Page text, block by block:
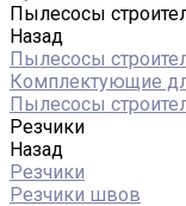
Пылесосы
Назад
Пылесосы
Комплектующие
Пылесосы
Резчики
Назад
Резчики
Резчики швов